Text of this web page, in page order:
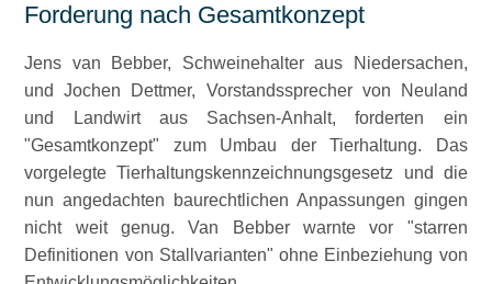
Forderung nach Gesamtkonzept
Jens van Bebber, Schweinehalter aus Niedersachen,
und Jochen Dettmer, Vorstandssprecher von Neuland
und Landwirt aus Sachsen-Anhalt, forderten ein
Gesamtkonzept
zum Umbau der Tierhaltung. Das
vorgelegte Tierhaltungskennzeichnungsgesetz und die
nun angedachten baurechtlichen Anpassungen gingen
nicht weit genug. Van Bebber warnte vor
starren
Definitionen von Stallvarianten
ohne Einbeziehung von